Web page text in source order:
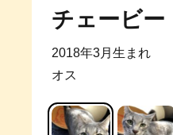
チェービー
2018年3月生まれ
オス